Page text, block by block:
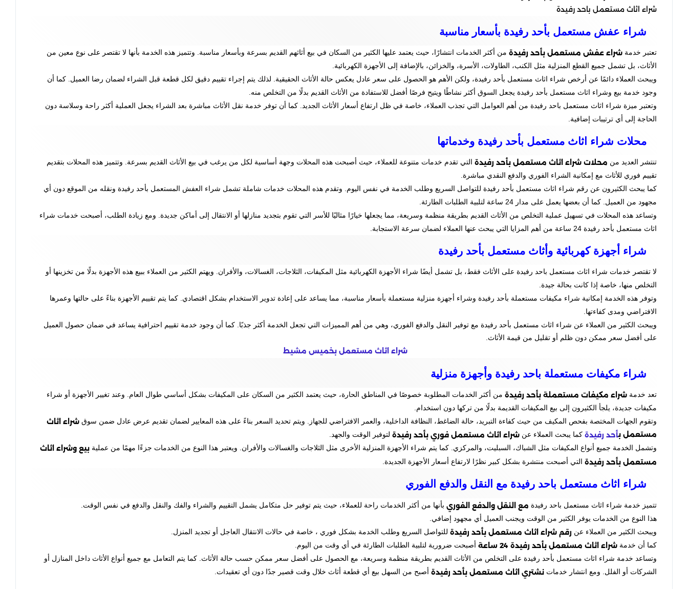
شراء اثاث مستعمل باحد رفيدة
شراء عفش مستعمل بأحد رفيدة بأسعار مناسبة
تعتبر خدمة شراء عفش مستعمل بأحد رفيدة من أكثر الخدمات انتشارًا، حيث يعتمد عليها الكثير من السكان في بيع أثاثهم القديم بسرعة وبأسعار مناسبة. وتتميز هذه الخدمة بأنها لا تقتصر على نوع معين من
الأثاث، بل تشمل جميع القطع المنزلية مثل الكنب، الطاولات، الأسرة، والخزائن، بالإضافة إلى الأجهزة الكهربائية.
ويبحث العملاء دائمًا عن أرخص شراء اثاث مستعمل بأحد رفيدة، ولكن الأهم هو الحصول على سعر عادل يعكس حالة الأثاث الحقيقية. لذلك يتم إجراء تقييم دقيق لكل قطعة قبل الشراء لضمان رضا العميل. كما أن
وجود خدمة بيع وشراء اثاث مستعمل بأحد رفيدة يجعل السوق أكثر نشاطًا ويتيح فرصًا أفضل للاستفادة من الأثاث القديم بدلًا من التخلص منه.
وتعتبر ميزة شراء اثاث مستعمل باحد رفيدة من أهم العوامل التي تجذب العملاء، خاصة في ظل ارتفاع أسعار الأثاث الجديد. كما أن توفر خدمة نقل الأثاث مباشرة بعد الشراء يجعل العملية أكثر راحة وسلاسة دون
الحاجة إلى أي ترتيبات إضافية.
محلات شراء اثاث مستعمل بأحد رفيدة وخدماتها
تنتشر العديد من محلات شراء اثاث مستعمل بأحد رفيدة التي تقدم خدمات متنوعة للعملاء، حيث أصبحت هذه المحلات وجهة أساسية لكل من يرغب في بيع الأثاث القديم بسرعة. وتتميز هذه المحلات بتقديم
تقييم فوري للأثاث مع إمكانية الشراء الفوري والدفع النقدي مباشرة.
كما يبحث الكثيرون عن رقم شراء اثاث مستعمل بأحد رفيدة للتواصل السريع وطلب الخدمة في نفس اليوم. وتقدم هذه المحلات خدمات شاملة تشمل شراء العفش المستعمل بأحد رفيدة ونقله من الموقع دون أي
مجهود من العميل. كما أن بعضها يعمل على مدار 24 ساعة لتلبية الطلبات الطارئة.
وتساعد هذه المحلات في تسهيل عملية التخلص من الأثاث القديم بطريقة منظمة وسريعة، مما يجعلها خيارًا مثاليًا للأسر التي تقوم بتجديد منازلها أو الانتقال إلى أماكن جديدة. ومع زيادة الطلب، أصبحت خدمات شراء
اثاث مستعمل بأحد رفيدة 24 ساعة من أهم المزايا التي يبحث عنها العملاء لضمان سرعة الاستجابة.
شراء أجهزة كهربائية وأثاث مستعمل بأحد رفيدة
لا تقتصر خدمات شراء اثاث مستعمل باحد رفيدة على الأثاث فقط، بل تشمل أيضًا شراء الأجهزة الكهربائية مثل المكيفات، الثلاجات، الغسالات، والأفران. ويهتم الكثير من العملاء ببيع هذه الأجهزة بدلًا من تخزينها أو
التخلص منها، خاصة إذا كانت بحالة جيدة.
وتوفر هذه الخدمة إمكانية شراء مكيفات مستعملة بأحد رفيدة وشراء أجهزة منزلية مستعملة بأسعار مناسبة، مما يساعد على إعادة تدوير الاستخدام بشكل اقتصادي. كما يتم تقييم الأجهزة بناءً على حالتها وعمرها
الافتراضي ومدى كفاءتها.
ويبحث الكثير من العملاء عن شراء اثاث مستعمل بأحد رفيدة مع توفير النقل والدفع الفوري، وهي من أهم المميزات التي تجعل الخدمة أكثر جذبًا. كما أن وجود خدمة تقييم احترافية يساعد في ضمان حصول العميل
على أفضل سعر ممكن دون ظلم أو تقليل من قيمة الأثاث.
شراء اثاث مستعمل بخميس مشيط
شراء مكيفات مستعملة باحد رفيدة وأجهزة منزلية
تعد خدمة شراء مكيفات مستعملة بأحد رفيدة من أكثر الخدمات المطلوبة خصوصًا في المناطق الحارة، حيث يعتمد الكثير من السكان على المكيفات بشكل أساسي طوال العام. وعند تغيير الأجهزة أو شراء
مكيفات جديدة، يلجأ الكثيرون إلى بيع المكيفات القديمة بدلًا من تركها دون استخدام.
وتقوم الجهات المختصة بفحص المكيف من حيث كفاءة التبريد، حالة الضاغط، النظافة الداخلية، والعمر الافتراضي للجهاز. ويتم تحديد السعر بناءً على هذه المعايير لضمان تقديم عرض عادل ضمن سوق شراء اثاث
مستعمل بأحد رفيدة كما يبحث العملاء عن شراء اثاث مستعمل فوري بأحد رفيدة لتوفير الوقت والجهد.
وتشمل الخدمة جميع أنواع المكيفات مثل الشباك، السبليت، والمركزي. كما يتم شراء الأجهزة المنزلية الأخرى مثل الثلاجات والغسالات والأفران. ويعتبر هذا النوع من الخدمات جزءًا مهمًا من عملية بيع وشراء اثاث
مستعمل بأحد رفيدة التي أصبحت منتشرة بشكل كبير نظرًا لارتفاع أسعار الأجهزة الجديدة.
شراء اثاث مستعمل باحد رفيدة مع النقل والدفع الفوري
تتميز خدمة شراء اثاث مستعمل باحد رفيدة مع النقل والدفع الفوري بأنها من أكثر الخدمات راحة للعملاء، حيث يتم توفير حل متكامل يشمل التقييم والشراء والفك والنقل والدفع في نفس الوقت.
هذا النوع من الخدمات يوفر الكثير من الوقت ويجنب العميل أي مجهود إضافي.
ويبحث الكثير من العملاء عن رقم شراء اثاث مستعمل بأحد رفيدة للتواصل السريع وطلب الخدمة بشكل فوري ، خاصة في حالات الانتقال العاجل أو تجديد المنزل.
كما أن خدمة شراء اثاث مستعمل بأحد رفيدة 24 ساعة
أصبحت ضرورية لتلبية الطلبات الطارئة في أي وقت من اليوم.
وتساعد خدمة شراء اثاث مستعمل بأحد رفيدة على التخلص من الأثاث القديم بطريقة منظمة وسريعة، مع الحصول على أفضل سعر ممكن حسب حالة الأثاث. كما يتم التعامل مع جميع أنواع الأثاث داخل المنازل أو
الشركات أو الفلل. ومع انتشار خدمات نشتري اثاث مستعمل بأحد رفيدة أصبح من السهل بيع أي قطعة أثاث خلال وقت قصير جدًا دون أي تعقيدات.